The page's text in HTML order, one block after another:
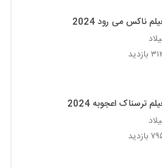
ناکس می رود 2024
ترسناک اعجوبه 2024
بازدید